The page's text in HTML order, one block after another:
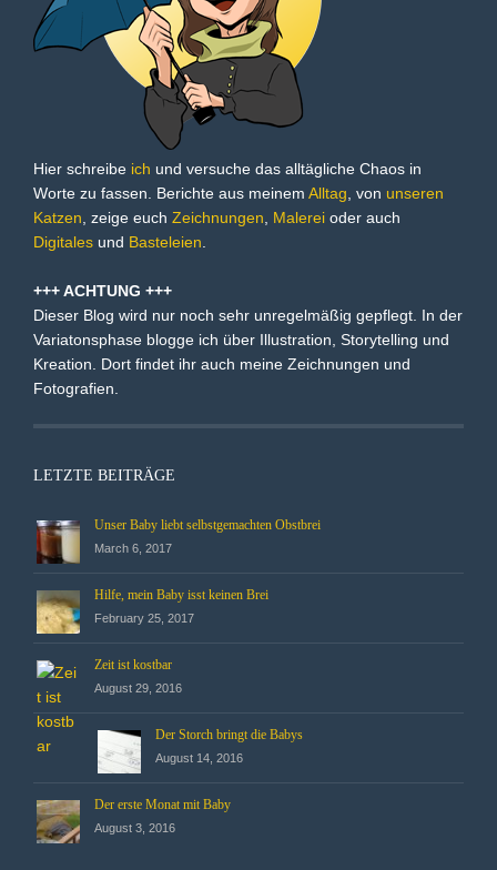
Hier schreibe ich und versuche das alltägliche Chaos in
Worte zu fassen. Berichte aus meinem Alltag, von unseren
Katzen, zeige euch Zeichnungen, Malerei oder auch
Digitales und Basteleien.
+++ ACHTUNG +++
Dieser Blog wird nur noch sehr unregelmäßig gepflegt. In der
Variatonsphase blogge ich über Illustration, Storytelling und
Kreation. Dort findet ihr auch meine Zeichnungen und
Fotografien.
LETZTE BEITRÄGE
Unser Baby liebt selbstgemachten Obstbrei
March 6, 2017
Hilfe, mein Baby isst keinen Brei
February 25, 2017
Zeit ist kostbar
August 29, 2016
Der Storch bringt die Babys
August 14, 2016
Der erste Monat mit Baby
August 3, 2016